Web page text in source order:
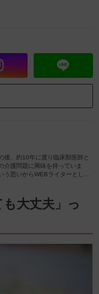
後、約10年に渡り臨床獣医師と
介護問題に興味を持っていま
う思いからWEBライターとして
も大丈夫」っ